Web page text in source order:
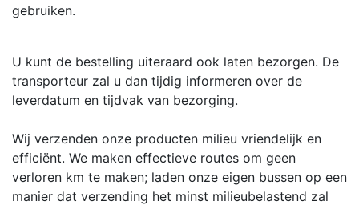
gebruiken.
U kunt de bestelling uiteraard ook laten bezorgen. De
transporteur zal u dan tijdig informeren over de
leverdatum en tijdvak van bezorging.
Wij verzenden onze producten milieu vriendelijk en
efficiënt. We maken effectieve routes om geen
verloren km te maken; laden onze eigen bussen op een
manier dat verzending het minst milieubelastend zal